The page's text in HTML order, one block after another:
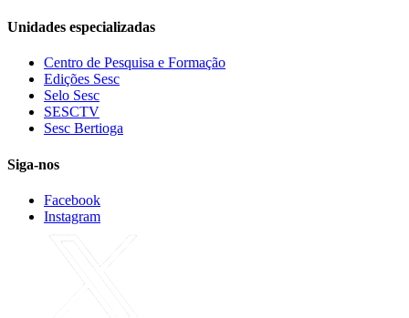
Unidades especializadas
Centro de Pesquisa e Formação
Edições Sesc
Selo Sesc
SESCTV
Sesc Bertioga
Siga-nos
Facebook
Instagram